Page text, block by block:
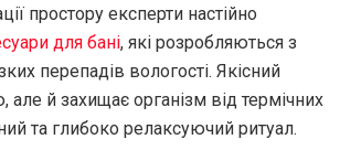
простору експерти настійно
для бані, які розробляються з
перепадів вологості. Якісний
й захищає організм від термічних
та глибоко релаксуючий ритуал.